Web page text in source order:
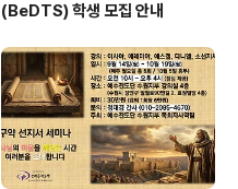
(BeDTS) 학생 모집 안내